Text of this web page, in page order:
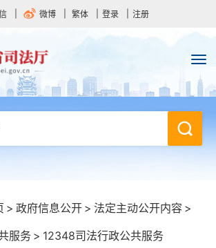
微博 繁体 登录 注册
> 政府信息公开 > 法定主动公开内容 >
服务 > 12348司法行政公共服务